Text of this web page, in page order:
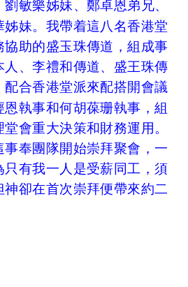
敏樂姊妹、鄭卓恩弟兄、
妹。我帶着這八名香港堂
助的盛玉珠傳道，組成事
、李禮和傳道、盛王珠傳
合香港堂派來配搭開會議
執事和何胡葆珊執事，組
會重大決策和財務運用。
奉團隊開始崇拜聚會，一
有我一人是受薪同工，須
卻在首次崇拜便帶來約二